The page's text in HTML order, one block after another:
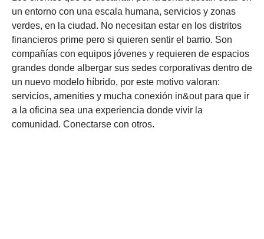
un entorno con una escala humana, servicios y zonas
verdes, en la ciudad. No necesitan estar en los distritos
financieros prime pero si quieren sentir el barrio. Son
compañías con equipos jóvenes y requieren de espacios
grandes donde albergar sus sedes corporativas dentro de
un nuevo modelo híbrido, por este motivo valoran:
servicios, amenities y mucha conexión in&out para que ir
a la oficina sea una experiencia donde vivir la
comunidad. Conectarse con otros.